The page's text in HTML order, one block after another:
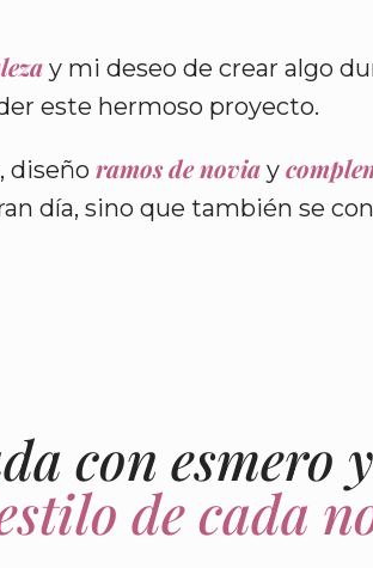
y mi deseo de crear algo
este hermoso proyecto.
diseño ramos de noviay
día, sino que también se
con esmero
de cada